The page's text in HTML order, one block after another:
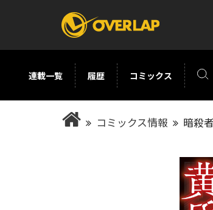
コミック
コミックガルド
ラ
文庫
ロサ
オーバーラップ文庫
連載一覧 履歴 コミックス
コミックス情報 暗殺